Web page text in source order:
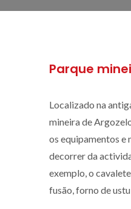
Parque
Localizado na
mineira de
os equipamentos e
decorrer da
exemplo, o
fusão, forno de